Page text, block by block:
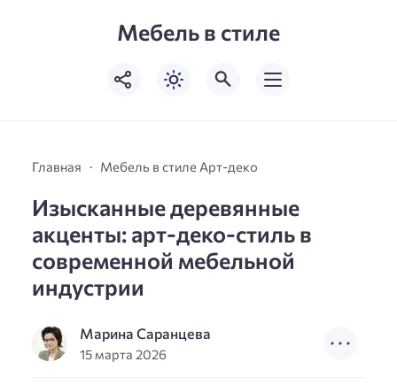
Мебель в стиле
Главная Мебель в стиле Арт-деко
Изысканные деревянные
акценты: арт-деко-стиль в
современной мебельной
индустрии
Марина Саранцева
15 марта 2026